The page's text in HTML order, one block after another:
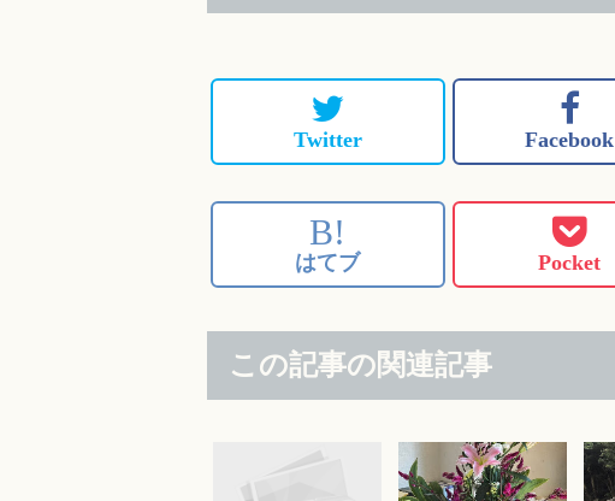
Twitter Facebook
B!
はてブ Pocket
この記事の関連記事